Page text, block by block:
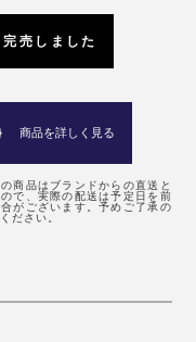
完売しました
商品を詳しく見る
の商品はブランドからの直送と
で、実際の配送は予定日を前
がございます。予めご了承の
ださい。